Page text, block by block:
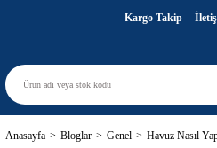
Kargo Takip
Anasayfa Bloglar Genel Havuz Nasıl